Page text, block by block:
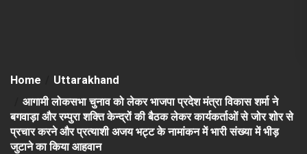
Home
Uttarakhand
आगामी लोकसभा चुनाव को लेकर भाजपा प्रदेश मंत्रा विकास शर्मा ने
बगवाड़ा और रम्पुरा शक्ति केन्द्रों की बैठक लेकर कार्यकर्ताओं से जोर शोर से
प्रचार करने और प्रत्याशी अजय भट्ट के नामांकन में भारी संख्या में भीड़
जुटाने का किया आहवान